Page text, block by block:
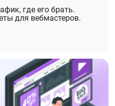
где его брать.
для вебмастеров.